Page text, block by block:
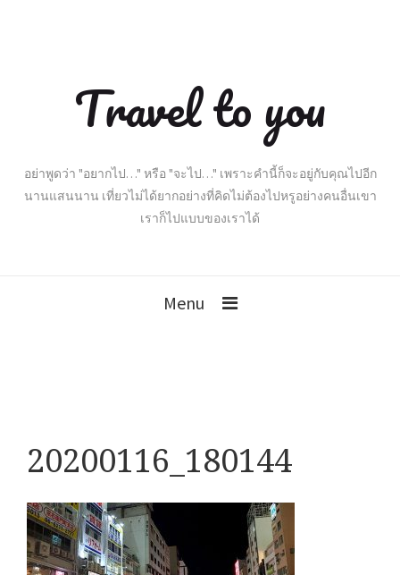
Travel to you
อย่าพูดว่า "อยากไป…" หรือ "จะไป…" เพราะคำนี้ก็จะอยู่กับคุณไปอีก
นานแสนนาน เที่ยวไม่ได้ยากอย่างที่คิดไม่ต้องไปหรูอย่างคนอื่นเขา
เราก็ไปแบบของเราได้
Menu
20200116_180144